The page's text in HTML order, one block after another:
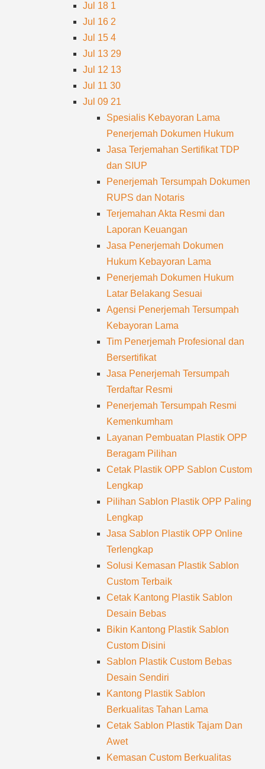
Jul 18 1
Jul 16 2
Jul 15 4
Jul 13 29
Jul 12 13
Jul 11 30
Jul 09 21
Spesialis Kebayoran Lama
Penerjemah Dokumen Hukum
Jasa Terjemahan Sertifikat TDP
dan SIUP
Penerjemah Tersumpah Dokumen
RUPS dan Notaris
Terjemahan Akta Resmi dan
Laporan Keuangan
Jasa Penerjemah Dokumen
Hukum Kebayoran Lama
Penerjemah Dokumen Hukum
Latar Belakang Sesuai
Agensi Penerjemah Tersumpah
Kebayoran Lama
Tim Penerjemah Profesional dan
Bersertifikat
Jasa Penerjemah Tersumpah
Terdaftar Resmi
Penerjemah Tersumpah Resmi
Kemenkumham
Layanan Pembuatan Plastik OPP
Beragam Pilihan
Cetak Plastik OPP Sablon Custom
Lengkap
Pilihan Sablon Plastik OPP Paling
Lengkap
Jasa Sablon Plastik OPP Online
Terlengkap
Solusi Kemasan Plastik Sablon
Custom Terbaik
Cetak Kantong Plastik Sablon
Desain Bebas
Bikin Kantong Plastik Sablon
Custom Disini
Sablon Plastik Custom Bebas
Desain Sendiri
Kantong Plastik Sablon
Berkualitas Tahan Lama
Cetak Sablon Plastik Tajam Dan
Awet
Kemasan Custom Berkualitas